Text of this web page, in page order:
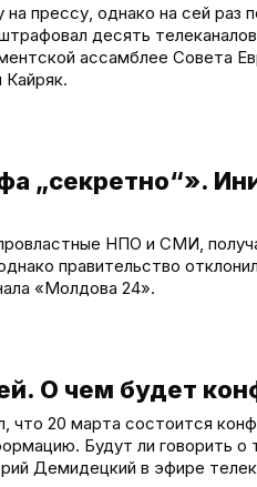
на прессу, однако на сей
десять
ассамблее Совета
„секретно“».
НПО и СМИ,
правительство
«Молдова 24».
О чем будет
20 марта состоится
Будут ли говорить
Демидецкий в эфире